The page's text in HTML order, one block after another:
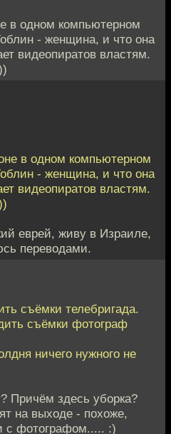
в одном компьютерном
- женщина, и что она
видеопиратов властям.
в одном компьютерном
- женщина, и что она
видеопиратов властям.
еврей, живу в Израиле,
переводами.
съёмки телебригада.
съёмки фотограф
ничего нужного не
Причём здесь уборка?
на выходе - похоже,
с фотографом..... :)